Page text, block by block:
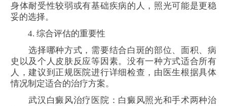
身体耐受性较弱或有基础疾病的人，照光可能是更稳
妥的选择。
4. 综合评估的重要性
选择哪种方式，需要结合白斑的部位、面积、病
史以及个人皮肤反应等因素。没有一种方式适合所有
人，建议到正规医院进行详细检查，由医生根据具体
情况制定适合的治疗方案。
武汉白癜风治疗医院：白癜风照光和手术两种治